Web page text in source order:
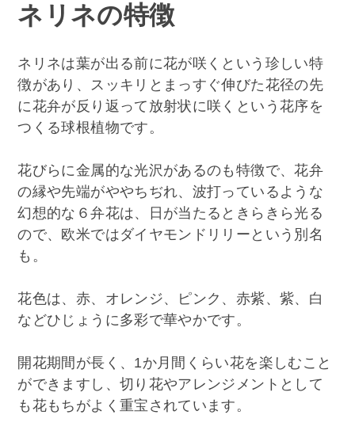
ネリネの特徴
ネリネは葉が出る前に花が咲くという珍しい特
徴があり、スッキリとまっすぐ伸びた花径の先
に花弁が反り返って放射状に咲くという花序を
つくる球根植物です。
花びらに金属的な光沢があるのも特徴で、花弁
の縁や先端がややちぢれ、波打っているような
幻想的な６弁花は、日が当たるときらきら光る
ので、欧米ではダイヤモンドリリーという別名
も。
花色は、赤、オレンジ、ピンク、赤紫、紫、白
などひじょうに多彩で華やかです。
開花期間が長く、1か月間くらい花を楽しむこと
ができますし、切り花やアレンジメントとして
も花もちがよく重宝されています。